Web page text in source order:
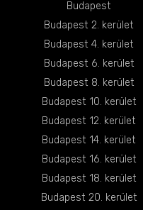
Budapest
Budapest 2. kerület
Budapest 4. kerület
Budapest 6. kerület
Budapest 8. kerület
Budapest 10. kerület
Budapest 12. kerület
Budapest 14. kerület
Budapest 16. kerület
Budapest 18. kerület
Budapest 20. kerület